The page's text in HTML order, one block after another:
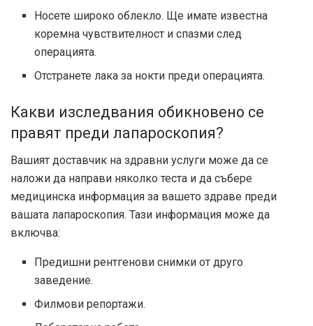
Носете широко облекло. Ще имате известна
коремна чувствителност и спазми след
операцията.
Отстранете лака за нокти преди операцията.
Какви изследвания обикновено се
правят преди лапароскопия?
Вашият доставчик на здравни услуги може да се
наложи да направи няколко теста и да събере
медицинска информация за вашето здраве преди
вашата лапароскопия. Тази информация може да
включва:
Предишни рентгенови снимки от друго
заведение.
Филмови репортажи.